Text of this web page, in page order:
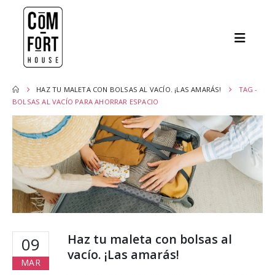
HAZ TU MALETA CON BOLSAS AL VACÍO. ¡LAS AMARÁS!
TAG -
BOLSAS AL VACÍO PARA AHORRAR ESPACIO
09
MAR
Haz tu maleta con bolsas al
vacío. ¡Las amarás!